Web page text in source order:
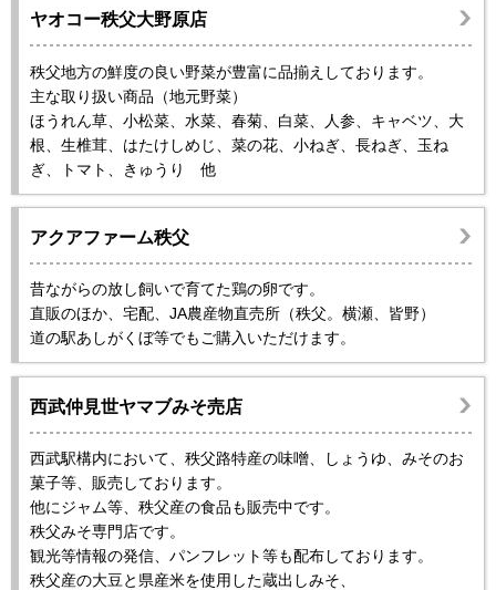
ヤオコー秩父大野原店
秩父地方の鮮度の良い野菜が豊富に品揃えしております。
主な取り扱い商品（地元野菜）
ほうれん草、小松菜、水菜、春菊、白菜、人参、キャベツ、大
根、生椎茸、はたけしめじ、菜の花、小ねぎ、長ねぎ、玉ね
ぎ、トマト、きゅうり 他
アクアファーム秩父
昔ながらの放し飼いで育てた鶏の卵です。
直販のほか、宅配、JA農産物直売所（秩父。横瀬、皆野）
道の駅あしがくぼ等でもご購入いただけます。
西武仲見世ヤマブみそ売店
西武駅構内において、秩父路特産の味噌、しょうゆ、みそのお
菓子等、販売しております。
他にジャム等、秩父産の食品も販売中です。
秩父みそ専門店です。
観光等情報の発信、パンフレット等も配布しております。
秩父産の大豆と県産米を使用した蔵出しみそ、